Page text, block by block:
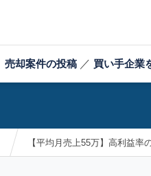
売却案件の投稿 ／ 買い手企業
【平均月売上55万】高利益率